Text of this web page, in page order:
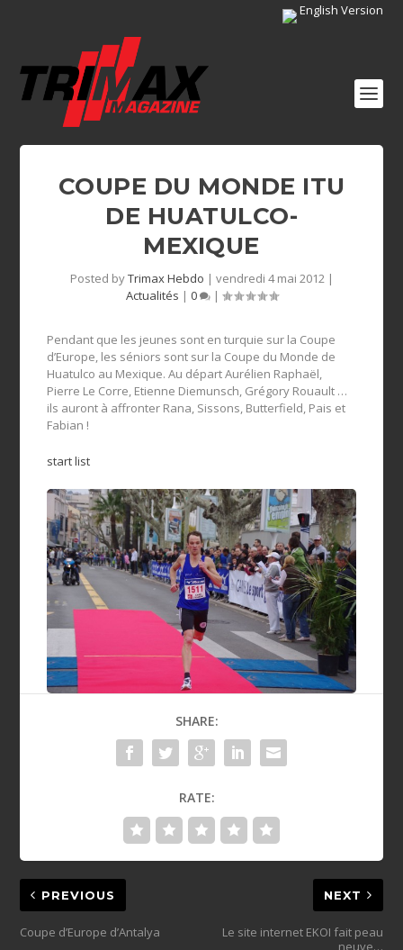
English Version
COUPE DU MONDE ITU
DE HUATULCO-
MEXIQUE
Posted byTrimax Hebdo | vendredi 4 mai 2012|
Actualités | 0 |
Pendant que les jeunes sont en turquie sur la Coupe
d’Europe, les séniors sont sur la Coupe du Monde de
Huatulco au Mexique. Au départ Aurélien Raphaël,
Pierre Le Corre, Etienne Diemunsch, Grégory Rouault …
ils auront à affronter Rana, Sissons, Butterfield, Pais et
Fabian !
start list
SHARE:
RATE:
PREVIOUS
Coupe d’Europe d’Antalya
NEXT
Le site internet EKOI fait peau
neuve…